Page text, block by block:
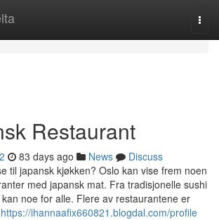
Restaurant
83 days ago News
Discuss
til japansk kjøkken? Oslo kan vise frem noen
med japansk mat. Fra tradisjonelle sushi
noe for alle. Flere av restaurantene er
https://ihannaafix660821.blogdal.com/profile